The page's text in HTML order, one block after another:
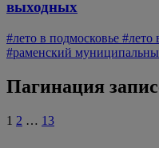
выходных
#лето в подмосковье #лето
#раменский
Пагинация
1 2 … 13